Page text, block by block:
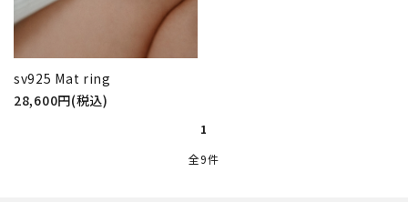
sv925 Mat ring
28,600円(税込)
1
全9件